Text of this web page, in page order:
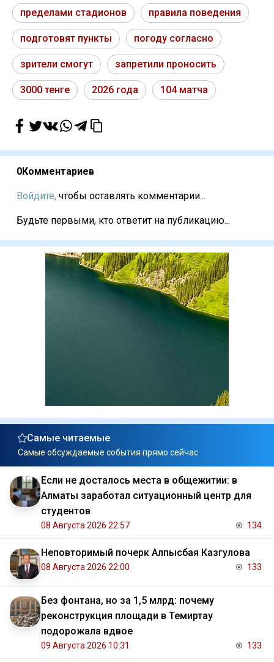
пределами стадионов правила поведения
подготовят пункты погоду согласно
зрители смогут запретили проносить
3000 тенге 2026 года 104 матча
0Комментариев
Войдите, чтобы оставлять комментарии...
Будьте первыми, кто ответит на публикацию...
Самые читаемые
Самые обсуждаемые события прямо сейчас
Если не досталось места в общежитии: в
Алматы заработал ситуационный центр для
студентов
08 Августа 2026 22:57 134
Неповторимый почерк Алпысбая Казгулова
08 Августа 2026 22:00 133
Без фонтана, но за 1,5 млрд: почему
реконструкция площади в Темиртау
подорожала вдвое
09 Августа 2026 10:31 133